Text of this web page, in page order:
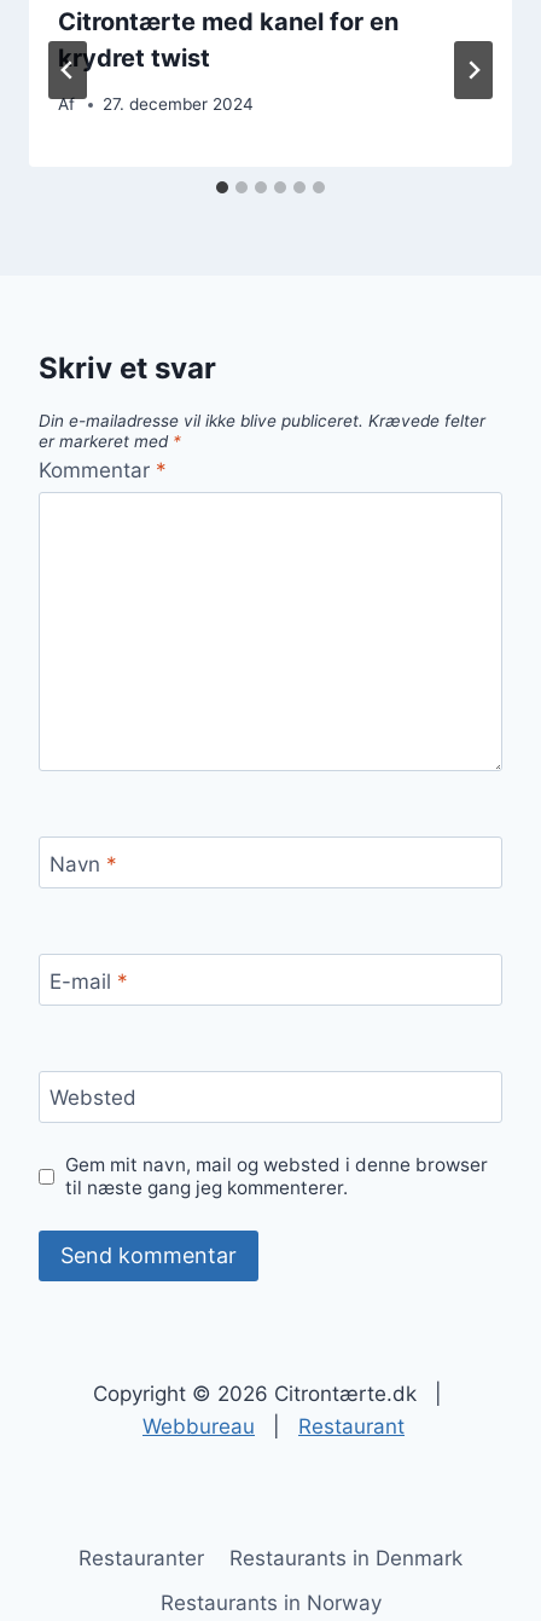
Citrontærte med kanel for en
krydret twist
Af 27. december 2024
Skriv et svar
Din e-mailadresse vil ikke blive publiceret. Krævede felter
er markeret med *
Kommentar *
Navn *
E-mail *
Websted
Gem mit navn, mail og websted i denne browser
til næste gang jeg kommenterer.
Copyright © 2026 Citrontærte.dk |
Webbureau
Restaurant
Restauranter
Restaurants in Denmark
Restaurants in Norway